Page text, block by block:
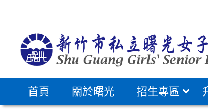
首頁 關於曙光 招生專區